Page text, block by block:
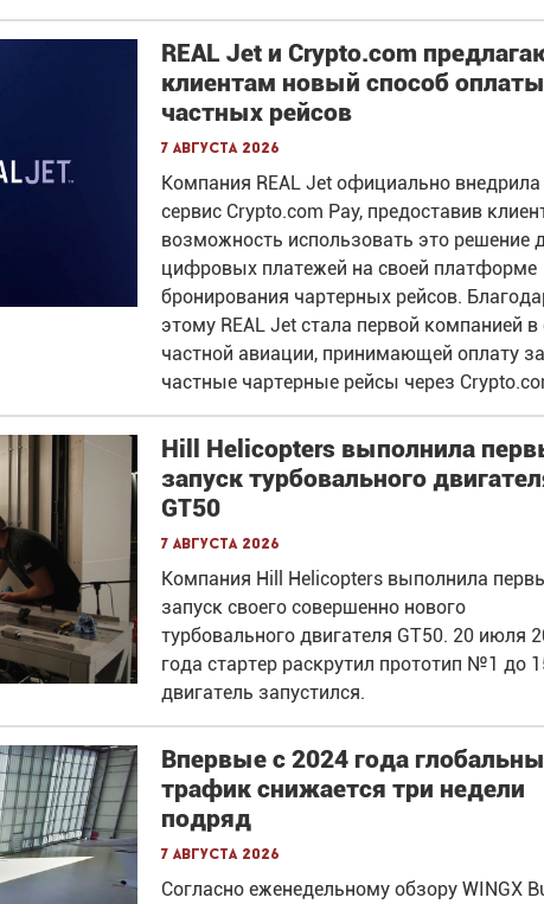
REAL Jet и Crypto.com
клиентам новый способ оплаты
частных рейсов
7 августа 2026
Компания REAL Jet официально внедрила
сервис Crypto.com Pay, предоставив
возможность использовать это решение
цифровых платежей на своей платформе
бронирования чартерных рейсов.
этому REAL Jet стала первой компанией
частной авиации, принимающей оплату за
частные чартерные рейсы через
Hill Helicopters выполнила
запуск турбовального
GT50
7 августа 2026
Компания Hill Helicopters выполнила
запуск своего совершенно нового
турбовального двигателя GT50. 20 июля
года стартер раскрутил прототип №1 до
двигатель запустился.
Впервые с 2024 года
трафик снижается три недели
подряд
7 августа 2026
Согласно еженедельному обзору WINGX